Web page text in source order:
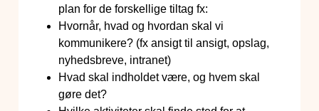
plan for de forskellige tiltag fx:
Hvornår, hvad og hvordan skal vi
kommunikere? (fx ansigt til ansigt, opslag,
nyhedsbreve, intranet)
Hvad skal indholdet være, og hvem skal
gøre det?